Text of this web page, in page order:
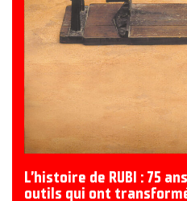
L’histoire de RUBI : 75
outils qui ont